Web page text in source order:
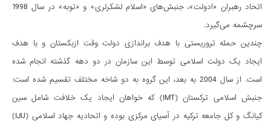
اتحاد رهبران «ادولت»، جنبش‌های «اسلام لشکرلری» و «توبه» در سال 1998
سرچشمه می­‌گیرد.
چندین حمله تروریستی با هدف براندازی دولت وقت ازبکستان و با هدف
ایجاد یک دولت اسلامی توسط این سازمان در دو دهه گذشته انجام شده
است. از سال 2004 به بعد، این گروه به دو شاخه مختلف تقسیم شده است:
جنبش اسلامی ترکستان (IMT) که خواهان ایجاد یک خلافت شامل سین
کیانگ و کل جامعه ترکیه در آسیای مرکزی بوده و اتحادیه جهاد اسلامی (IJU)